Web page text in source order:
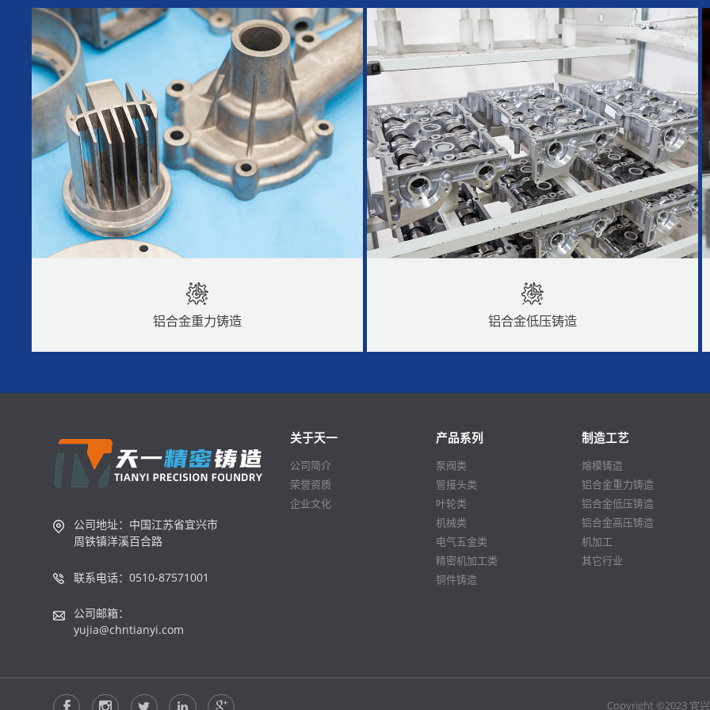
铝合金低压铸造
铝合金低压铸造
探索更多 铝合金高圧鋳造
铝合金高圧鋳造
探索更多
公司地址：中国江苏省宜兴市
周铁镇洋溪百合路
联系电话：0510-87571001
公司邮箱：
yujia@chntianyi.com
关于天一
公司简介
荣誉资质
企业文化
产品系列
泵阀类
管接头类
叶轮类
机械类
电气五金类
精密机加工类
铜件铸造
制造工艺
熔模铸造
铝合金重力铸造
铝合金低压铸造
铝合金高压铸造
机加工
其它行业
Copyright ©2023 宜